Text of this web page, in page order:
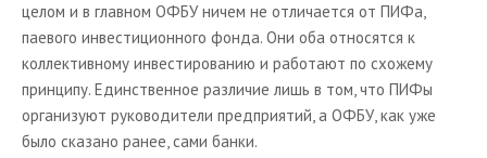
Программы
Полезные ссылки
О проекте
целом и в главном ОФБУ ничем не отличается от ПИФа,
паевого инвестиционного фонда. Они оба относятся к
коллективному инвестированию и работают по схожему
принципу. Единственное различие лишь в том, что ПИФы
организуют руководители предприятий, а ОФБУ, как уже
было сказано ранее, сами банки.